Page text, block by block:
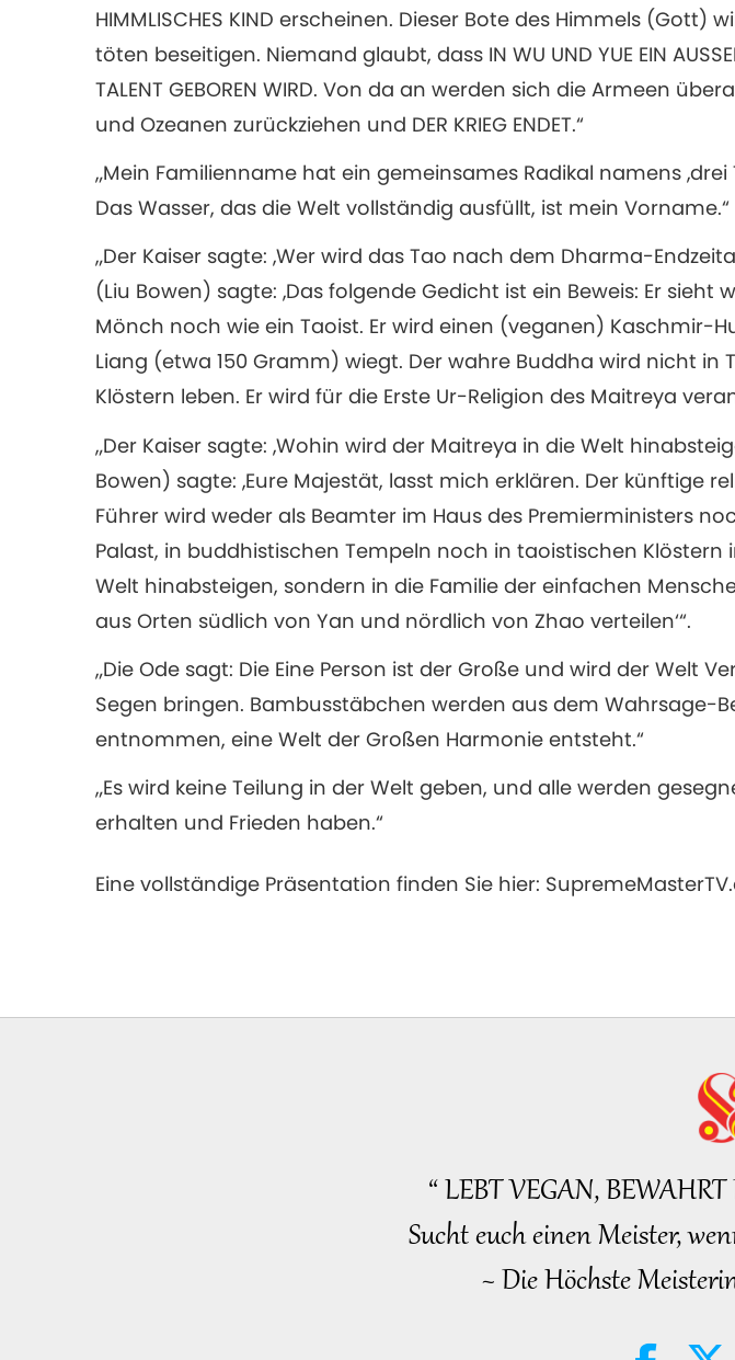
HIMMLISCHES KIND erscheinen. Dieser Bote des Himmels (Gott)
töten beseitigen. Niemand glaubt, dass IN WU UND YUE EIN
TALENT GEBOREN WIRD. Von da an werden sich die Armeen
und Ozeanen zurückziehen und DER KRIEG ENDET.“
„Mein Familienname hat ein gemeinsames Radikal namens ‚drei
Das Wasser, das die Welt vollständig ausfüllt, ist mein Vorname.“
„Der Kaiser sagte: ‚Wer wird das Tao nach dem Dharma-
(Liu Bowen) sagte: ‚Das folgende Gedicht ist ein Beweis: Er sieht
Mönch noch wie ein Taoist. Er wird einen (veganen) Kaschmir-
Liang (etwa 150 Gramm) wiegt. Der wahre Buddha wird nicht in
Klöstern leben. Er wird für die Erste Ur-Religion des Maitreya
„Der Kaiser sagte: ‚Wohin wird der Maitreya in die Welt
Bowen) sagte: ‚Eure Majestät, lasst mich erklären. Der künftige
Führer wird weder als Beamter im Haus des Premierministers
Palast, in buddhistischen Tempeln noch in taoistischen Klöstern
Welt hinabsteigen, sondern in die Familie der einfachen
aus Orten südlich von Yan und nördlich von Zhao verteilen‘“.
„Die Ode sagt: Die Eine Person ist der Große und wird der Welt
Segen bringen. Bambusstäbchen werden aus dem Wahrsage-
entnommen, eine Welt der Großen Harmonie entsteht.“
„Es wird keine Teilung in der Welt geben, und alle werden
erhalten und Frieden haben.“
Eine vollständige Präsentation finden Sie hier:
“ LEBT VEGAN,
Sucht euch einen Meister,
~ Die Höchste